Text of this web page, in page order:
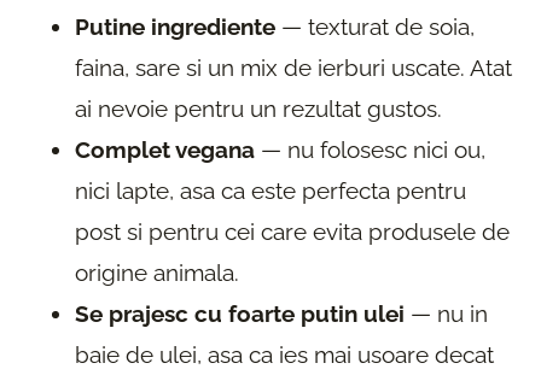
Putine ingrediente — texturat de soia,
faina, sare si un mix de ierburi uscate. Atat
ai nevoie pentru un rezultat gustos.
Complet vegana — nu folosesc nici ou,
nici lapte, asa ca este perfecta pentru
post si pentru cei care evita produsele de
origine animala.
Se prajesc cu foarte putin ulei — nu in
baie de ulei, asa ca ies mai usoare decat